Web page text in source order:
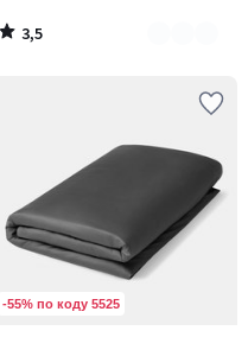
3,5
/
-55% по коду 5525